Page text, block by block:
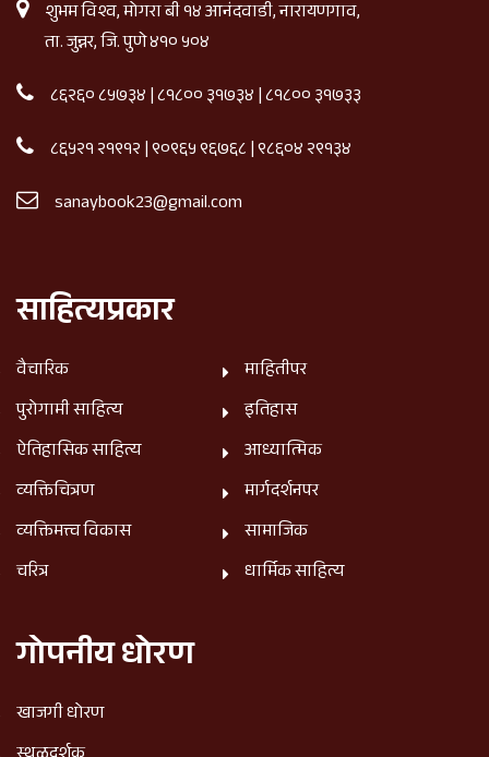
शुभम विश्व, मोगरा बी १४ आनंदवाडी, नारायणगाव,
ता. जुन्नर, जि. पुणे ४१० ५०४
८६२६० ८५७३४|८१८०० ३१७३४|८१८०० ३१७३३
८६५२१ २१९१२|९०९६५ ९६७६८|९८६०४ २९१३४
sanaybook23@gmail.com
साहित्यप्रकार
वैचारिक
पुरोगामी साहित्य
ऐतिहासिक साहित्य
व्यक्तिचित्रण
व्यक्तिमत्त्व विकास
चरित्र
माहितीपर
इतिहास
आध्यात्मिक
मार्गदर्शनपर
सामाजिक
धार्मिक साहित्य
गोपनीय धोरण
खाजगी धोरण